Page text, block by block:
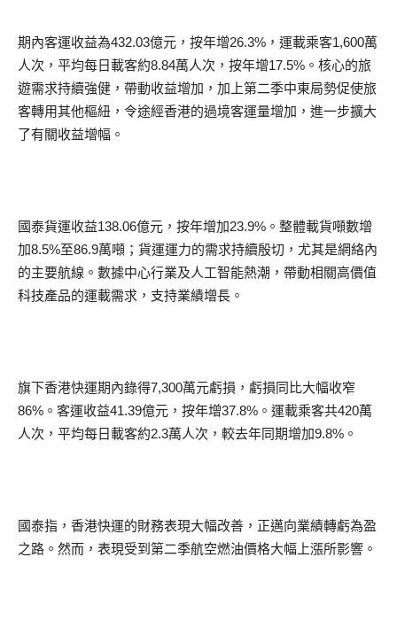
期內客運收益為432.03億元，按年增26.3%，運載乘客1,600萬
人次，平均每日載客約8.84萬人次，按年增17.5%。核心的旅
遊需求持續強健，帶動收益增加，加上第二季中東局勢促使旅
客轉用其他樞紐，令途經香港的過境客運量增加，進一步擴大
了有關收益增幅。
國泰貨運收益138.06億元，按年增加23.9%。整體載貨噸數增
加8.5%至86.9萬噸；貨運運力的需求持續殷切，尤其是網絡內
的主要航線。數據中心行業及人工智能熱潮，帶動相關高價值
科技產品的運載需求，支持業績增長。
旗下香港快運期內錄得7,300萬元虧損，虧損同比大幅收窄
86%。客運收益41.39億元，按年增37.8%。運載乘客共420萬
人次，平均每日載客約2.3萬人次，較去年同期增加9.8%。
國泰指，香港快運的財務表現大幅改善，正邁向業績轉虧為盈
之路。然而，表現受到第二季航空燃油價格大幅上漲所影響。